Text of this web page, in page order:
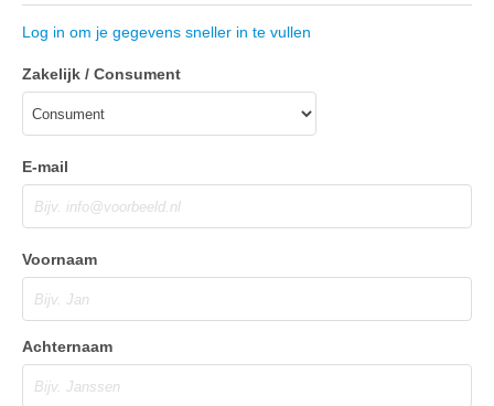
Log in om je gegevens sneller in te vullen
Zakelijk / Consument
E-mail
Voornaam
Achternaam